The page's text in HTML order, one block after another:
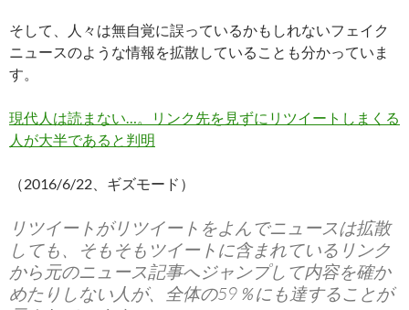
そして、人々は無自覚に誤っているかもしれないフェイク
ニュースのような情報を拡散していることも分かっていま
す。
現代人は読まない…。リンク先を見ずにリツイートしまくる
人が大半であると判明
（2016/6/22、ギズモード）
リツイートがリツイートをよんでニュースは拡散
しても、そもそもツイートに含まれているリンク
から元のニュース記事へジャンプして内容を確か
めたりしない人が、全体の59％にも達することが